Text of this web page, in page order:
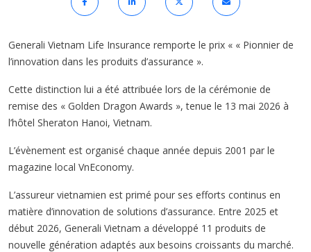
Generali Vietnam Life Insurance remporte le prix « « Pionnier de
l’innovation dans les produits d’assurance ».
Cette distinction lui a été attribuée lors de la cérémonie de
remise des « Golden Dragon Awards », tenue le 13 mai 2026 à
l’hôtel Sheraton Hanoi, Vietnam.
L’évènement est organisé chaque année depuis 2001 par le
magazine local VnEconomy.
L’assureur vietnamien est primé pour ses efforts continus en
matière d’innovation de solutions d’assurance. Entre 2025 et
début 2026, Generali Vietnam a développé 11 produits de
nouvelle génération adaptés aux besoins croissants du marché.